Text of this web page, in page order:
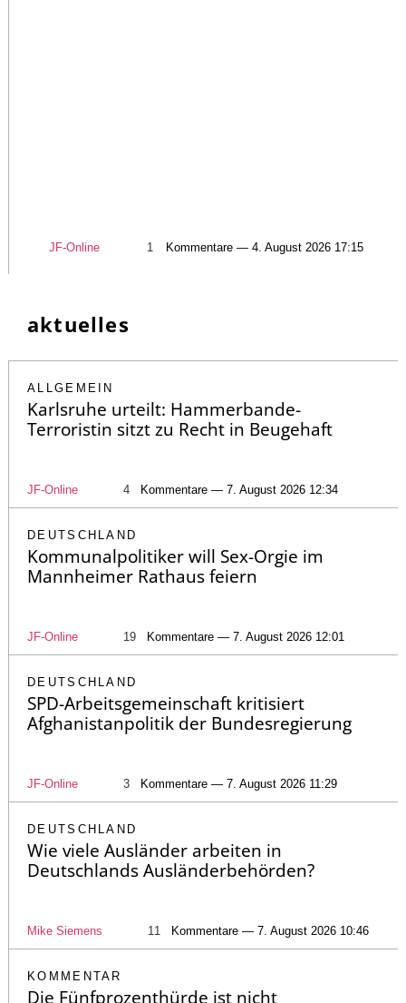
JF-Online 1 Kommentare — 4. August 2026 17:15
aktuelles
ALLGEMEIN
Karlsruhe urteilt: Hammerbande-
Terroristin sitzt zu Recht in Beugehaft
JF-Online 4 Kommentare — 7. August 2026 12:34
DEUTSCHLAND
Kommunalpolitiker will Sex-Orgie im
Mannheimer Rathaus feiern
JF-Online 19 Kommentare — 7. August 2026 12:01
DEUTSCHLAND
SPD-Arbeitsgemeinschaft kritisiert
Afghanistanpolitik der Bundesregierung
JF-Online 3 Kommentare — 7. August 2026 11:29
DEUTSCHLAND
Wie viele Ausländer arbeiten in
Deutschlands Ausländerbehörden?
Mike Siemens 11 Kommentare — 7. August 2026 10:46
KOMMENTAR
Die Fünfprozenthürde ist nicht